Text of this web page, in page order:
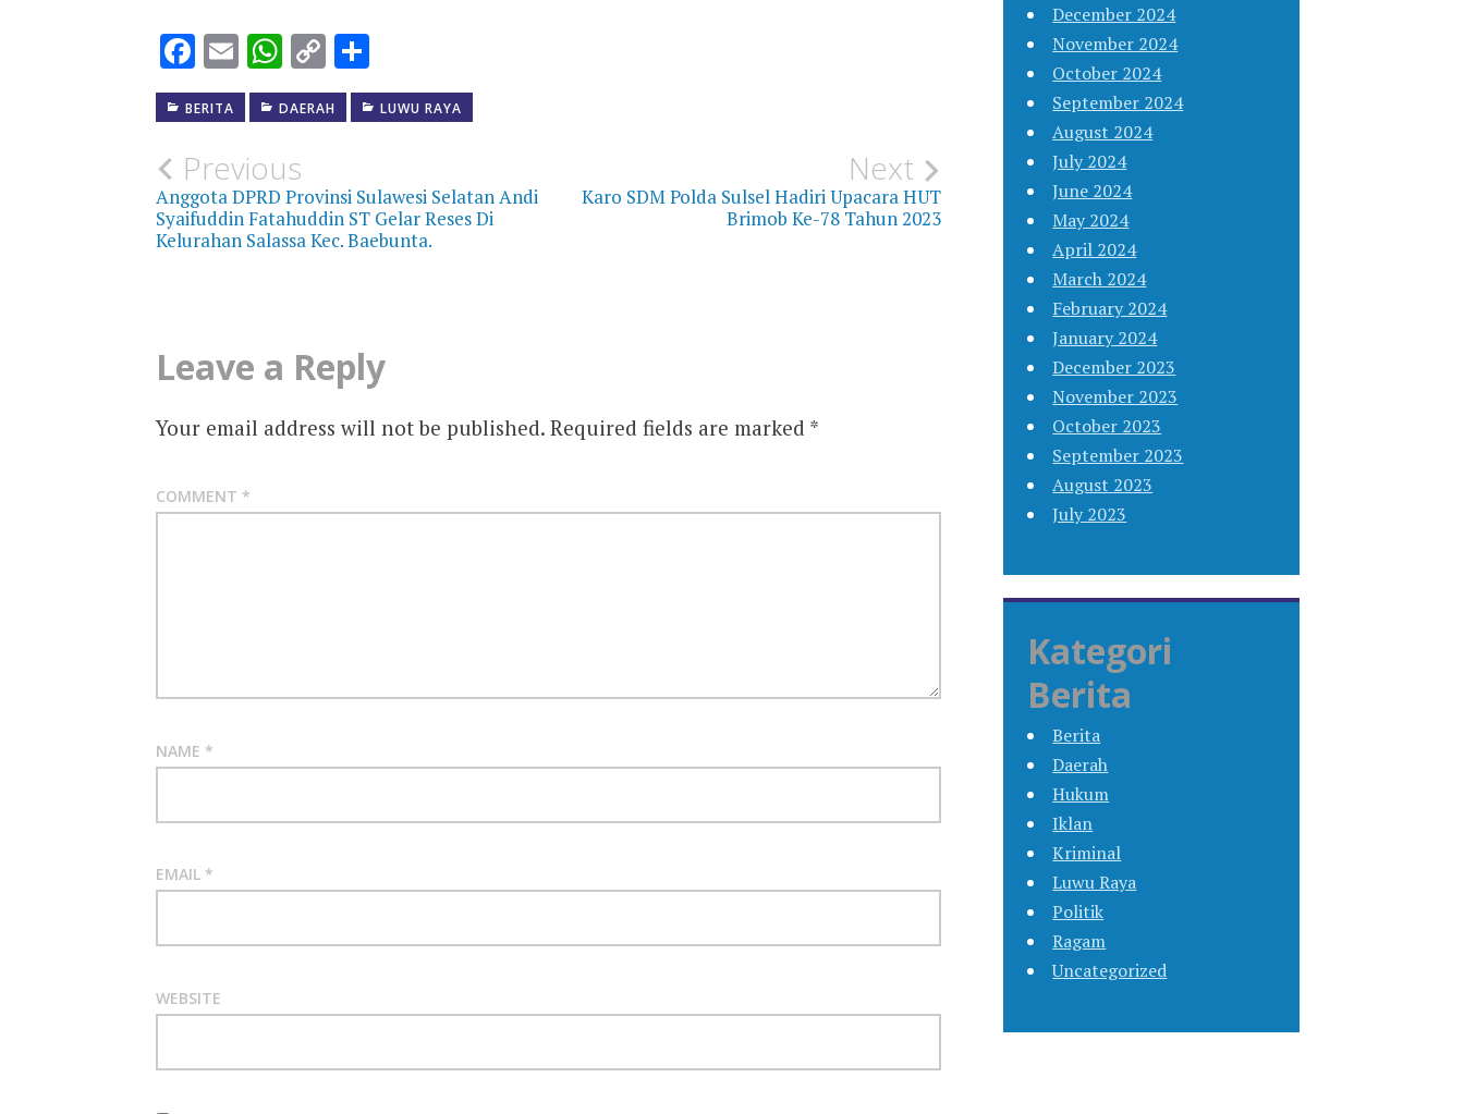
Facebook
EmailWhatsApp
Copy
Link
Share
BERITA DAERAH LUWU RAYA
Post
navigation
Previous
Anggota DPRD Provinsi Sulawesi Selatan Andi
Syaifuddin Fatahuddin ST Gelar Reses Di
Kelurahan Salassa Kec. Baebunta.
Next
Karo SDM Polda Sulsel Hadiri Upacara HUT
Brimob Ke-78 Tahun 2023
Leave a Reply
Your email address will not be published. Required fields are marked *
COMMENT *
NAME *
EMAIL *
WEBSITE
December 2024
November 2024
October 2024
September 2024
August 2024
July 2024
June 2024
May 2024
April 2024
March 2024
February 2024
January 2024
December 2023
November 2023
October 2023
September 2023
August 2023
July 2023
Kategori
Berita
Berita
Daerah
Hukum
Iklan
Kriminal
Luwu Raya
Politik
Ragam
Uncategorized